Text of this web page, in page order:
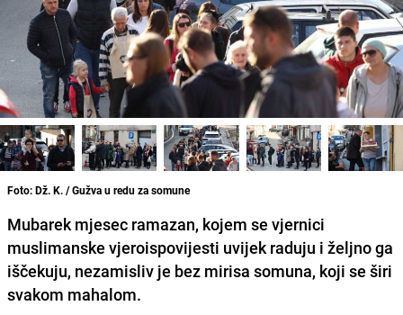
Foto: Dž. K. / Gužva u redu za somune
Mubarek mjesec ramazan, kojem se vjernici
muslimanske vjeroispovijesti uvijek raduju i željno ga
iščekuju, nezamisliv je bez mirisa somuna, koji se širi
svakom mahalom.